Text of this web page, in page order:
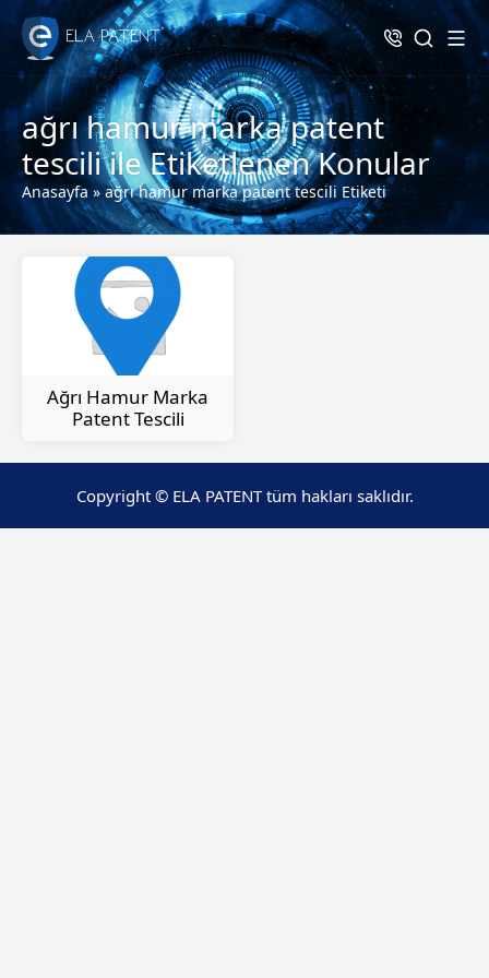
ağrı hamur marka patent
tescili ile Etiketlenen Konular
Anasayfa»ağrı hamur marka patent tescili Etiketi
Ağrı Hamur Marka
Patent Tescili
Copyright © ELA PATENT tüm hakları saklıdır.